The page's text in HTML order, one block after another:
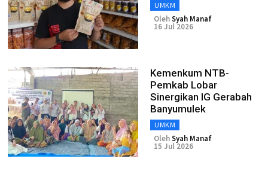
UMKM
OlehSyah Manaf
16 Jul 2026
Kemenkum NTB-
Pemkab Lobar
Sinergikan IG Gerabah
Banyumulek
UMKM
OlehSyah Manaf
15 Jul 2026